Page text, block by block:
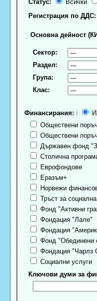
Статус: Всички
Регистрация по ДДС:
Основна дейност
Сектор:
Раздел:
Група:
Клас:
Финансирания: ℹ
Обществени
Обществени
Държавен фонд
Столична
Еврофондове
Еразъм+
Норвежи
Тръст за
Фонд "Активни
Фондация "Лале"
Фондация
Фонд "Обединени
Фондация "Чарлз
Социални услуги
Ключови думи за